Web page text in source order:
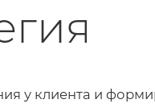
у клиента и